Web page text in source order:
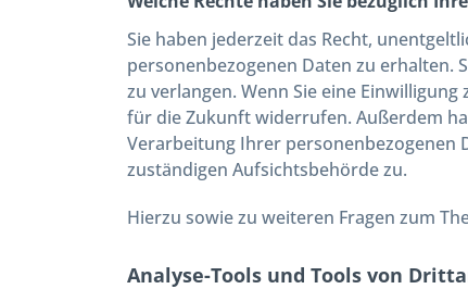
Sie haben jederzeit das Recht,
personenbezogenen Daten zu erhalten.
zu verlangen. Wenn Sie eine
für die Zukunft widerrufen. Außerdem
Verarbeitung Ihrer personenbezogenen
zuständigen Aufsichtsbehörde zu.
Hierzu sowie zu weiteren Fragen zum
Analyse-Tools und Tools von